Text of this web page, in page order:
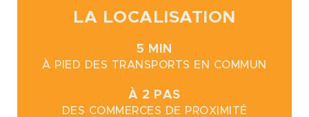
LA LOCALISATION
5 MIN
À PIED DES TRANSPORTS EN COMMUN
À 2 PAS
DES COMMERCES DE PROXIMITÉ